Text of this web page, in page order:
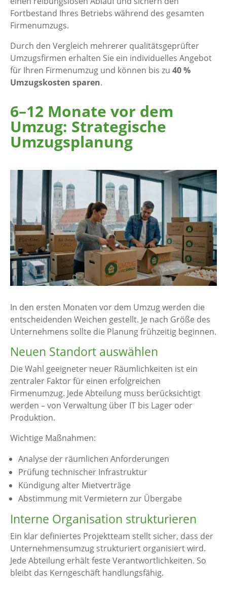
Fortbestand Ihres Betriebs während des gesamten
Firmenumzugs.
Durch den Vergleich mehrerer qualitätsgeprüfter
Umzugsfirmen erhalten Sie ein individuelles Angebot
für Ihren Firmenumzug und können bis zu 40 %
Umzugskosten sparen.
6–12 Monate vor dem
Umzug: Strategische
Umzugsplanung
In den ersten Monaten vor dem Umzug werden die
entscheidenden Weichen gestellt. Je nach Größe des
Unternehmens sollte die Planung frühzeitig beginnen.
Neuen Standort auswählen
Die Wahl geeigneter neuer Räumlichkeiten ist ein
zentraler Faktor für einen erfolgreichen
Firmenumzug. Jede Abteilung muss berücksichtigt
werden – von Verwaltung über IT bis Lager oder
Produktion.
Wichtige Maßnahmen:
Analyse der räumlichen Anforderungen
Prüfung technischer Infrastruktur
Kündigung alter Mietverträge
Abstimmung mit Vermietern zur Übergabe
Interne Organisation strukturieren
Ein klar definiertes Projektteam stellt sicher, dass der
Unternehmensumzug strukturiert organisiert wird.
Jede Abteilung erhält feste Verantwortlichkeiten. So
bleibt das Kerngeschäft handlungsfähig.